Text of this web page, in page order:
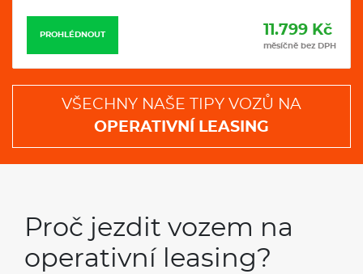
PROHLÉDNOUT 11.799 Kč
měsíčně bez DPH
VŠECHNY NAŠE TIPY VOZŮ NA
OPERATIVNÍ LEASING
Proč jezdit vozem na
operativní leasing?